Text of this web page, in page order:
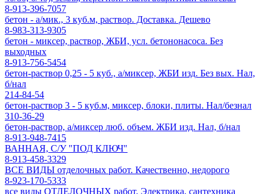
8-913-396-7057
бетон - а/мик., 3 куб.м, раствор. Доставка. Дешево
8-983-313-9305
бетон - миксер, раствор, ЖБИ, усл. бетононасоса. Без
выходных
8-913-756-5454
бетон-раствор 0,25 - 5 куб., а/миксер, ЖБИ изд. Без вых. Нал,
б/нал
214-84-54
бетон-раствор 3 - 5 куб.м, миксер, блоки, плиты. Нал/безнал
310-36-29
бетон-раствор, а/миксер люб. объем. ЖБИ изд. Нал, б/нал
8-913-948-7415
ВАННАЯ, С/У "ПОД КЛЮЧ"
8-913-458-3329
ВСЕ ВИДЫ отделочных работ. Качественно, недорого
8-923-170-5333
все виды ОТДЕЛОЧНЫХ работ. Электрика, сантехника